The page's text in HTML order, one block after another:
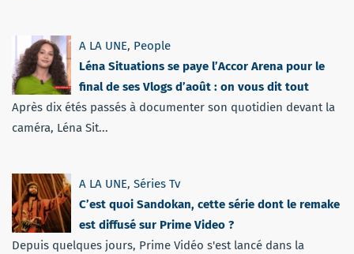
A LA UNE, People
Léna Situations se paye l’Accor Arena pour le
final de ses Vlogs d’août : on vous dit tout
Après dix étés passés à documenter son quotidien devant la
caméra, Léna Sit...
A LA UNE, Séries Tv
C’est quoi Sandokan, cette série dont le remake
est diffusé sur Prime Video ?
Depuis quelques jours, Prime Vidéo s'est lancé dans la